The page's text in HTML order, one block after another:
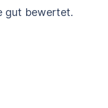
gut bewertet.